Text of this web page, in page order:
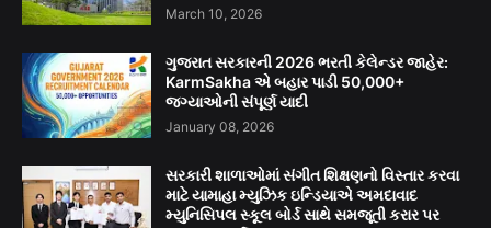
March 10, 2026
ગુજરાત સરકારની 2026 ભરતી કેલેન્ડર જાહેર:
KarmSakha એ બહાર પાડી 50,000+
જગ્યાઓની સંપૂર્ણ યાદી
January 08, 2026
સરકારી શાળાઓમાં સંગીત શિક્ષણનો વિસ્તાર કરવા
માટે યામાહા મ્યુઝિક ઇન્ડિયાએ અમદાવાદ
મ્યુનિસિપલ સ્કૂલ બોર્ડ સાથે સમજૂતી કરાર પર